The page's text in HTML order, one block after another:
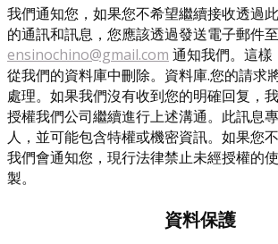
我們通知您，如果您不希望繼續接收透過
的通訊和訊息，您應該透過發送電子郵件至
ensinochino@gmail.com 通知我們。這
從我們的資料庫中刪除。資料庫.您的請求
處理。如果我們沒有收到您的明確回复，
授權我們公司繼續進行上述溝通。此訊息
人，並可能包含特權或機密資訊。如果您
我們會通知您，現行法律禁止未經授權的
製。
資料保護